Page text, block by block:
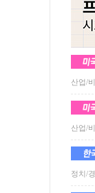
산업/
산업/
정치/